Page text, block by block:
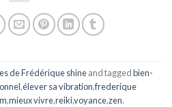
de Frédérique shineand taggedbien-
,élever sa vibration,frederique
,mieux vivre,reiki,voyance,zen.